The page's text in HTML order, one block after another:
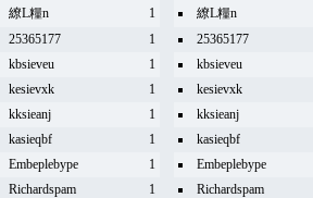
繚L糧n
1
繚L糧n
25365177
1
25365177
kbsieveu
1
kbsieveu
kesievxk
1
kesievxk
kksieanj
1
kksieanj
kasieqbf
1
kasieqbf
Embeplebype
1
Embeplebype
Richardspam
1
Richardspam